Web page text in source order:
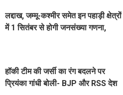
लद्दाख, जम्मू-कश्मीर समेत इन पहाड़ी क्षेत्रों
में 1 सितंबर से होगी जनसंख्या गणना,
हॉकी टीम की जर्सी का रंग बदलने पर
प्रियंका गांधी बोली- BJP और RSS देश